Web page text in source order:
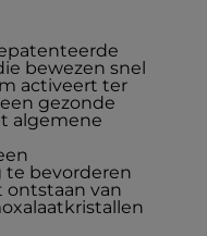
bewezen snel
activeert ter
gezonde
algemene
bevorderen
ontstaan van